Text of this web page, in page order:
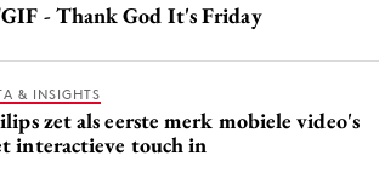
- Thank God It's Friday
& INSIGHTS
zet als eerste merk mobiele video's
interactieve touch in